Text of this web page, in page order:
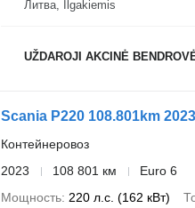
Литва, Ilgakiemis
UŽDAROJI AKCINĖ
Scania P220 108.801km
Контейнеровоз
2023
108 801 км
Euro 6
Мощность 220 л.с. (162 кВт)